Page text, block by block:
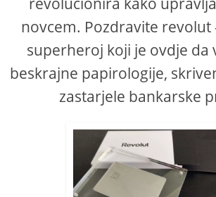
novcem. Pozdravite revolut
superheroj koji je ovdje da
beskrajne papirologije,
zastarjele bankarske